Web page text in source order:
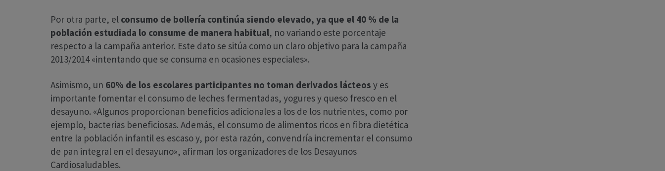
Por otra parte, el consumo de bollería continúa siendo elevado, ya que el 40 % de la
población estudiada lo consume de manera habitual, no variando este porcentaje
respecto a la campaña anterior. Este dato se sitúa como un claro objetivo para la campaña
2013/2014 «intentando que se consuma en ocasiones especiales».
Asimismo, un 60% de los escolares participantes no toman derivados lácteos y es
importante fomentar el consumo de leches fermentadas, yogures y queso fresco en el
desayuno. «Algunos proporcionan beneficios adicionales a los de los nutrientes, como por
ejemplo, bacterias beneficiosas. Además, el consumo de alimentos ricos en fibra dietética
entre la población infantil es escaso y, por esta razón, convendría incrementar el consumo
de pan integral en el desayuno», afirman los organizadores de los Desayunos
Cardiosaludables.